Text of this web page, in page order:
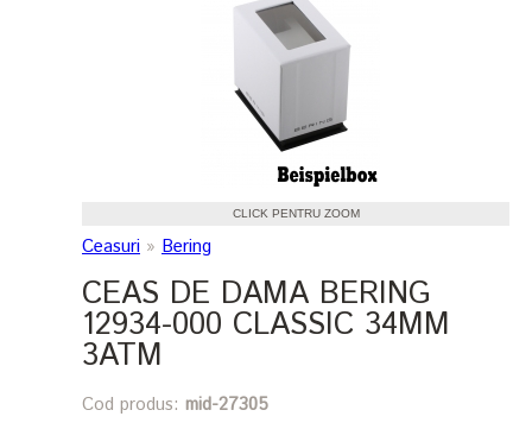
CLICK PENTRU ZOOM
Ceasuri » Bering
CEAS DE DAMA BERING
12934-000 CLASSIC 34MM
3ATM
Cod produs: mid-27305